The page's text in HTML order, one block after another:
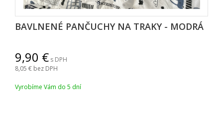
BAVLNENÉ PANČUCHY NA TRAKY - MODRÁ
9,90
s DPH
8,05 bez DPH
Vyrobíme Vám do 5 dní